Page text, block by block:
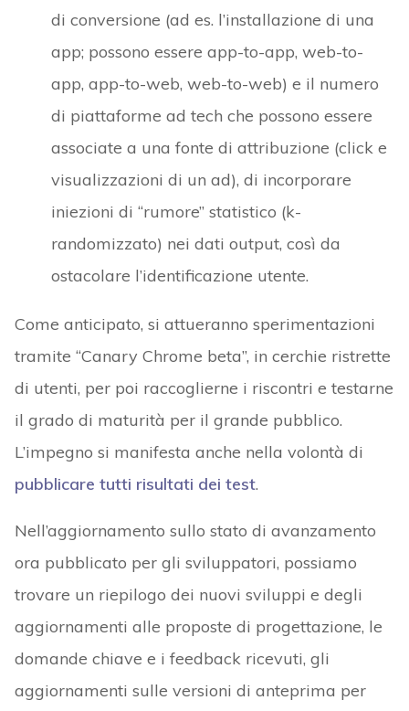
di conversione (ad es. l’installazione di una
app; possono essere app-to-app, web-to-
app, app-to-web, web-to-web) e il numero
di piattaforme ad tech che possono essere
associate a una fonte di attribuzione (click e
visualizzazioni di un ad), di incorporare
iniezioni di “rumore” statistico (k-
randomizzato) nei dati output, così da
ostacolare l’identificazione utente.
Come anticipato, si attueranno sperimentazioni
tramite “Canary Chrome beta”, in cerchie ristrette
di utenti, per poi raccoglierne i riscontri e testarne
il grado di maturità per il grande pubblico.
L’impegno si manifesta anche nella volontà di
pubblicare tutti risultati dei test.
Nell’aggiornamento sullo stato di avanzamento
ora pubblicato per gli sviluppatori, possiamo
trovare un riepilogo dei nuovi sviluppi e degli
aggiornamenti alle proposte di progettazione, le
domande chiave e i feedback ricevuti, gli
aggiornamenti sulle versioni di anteprima per